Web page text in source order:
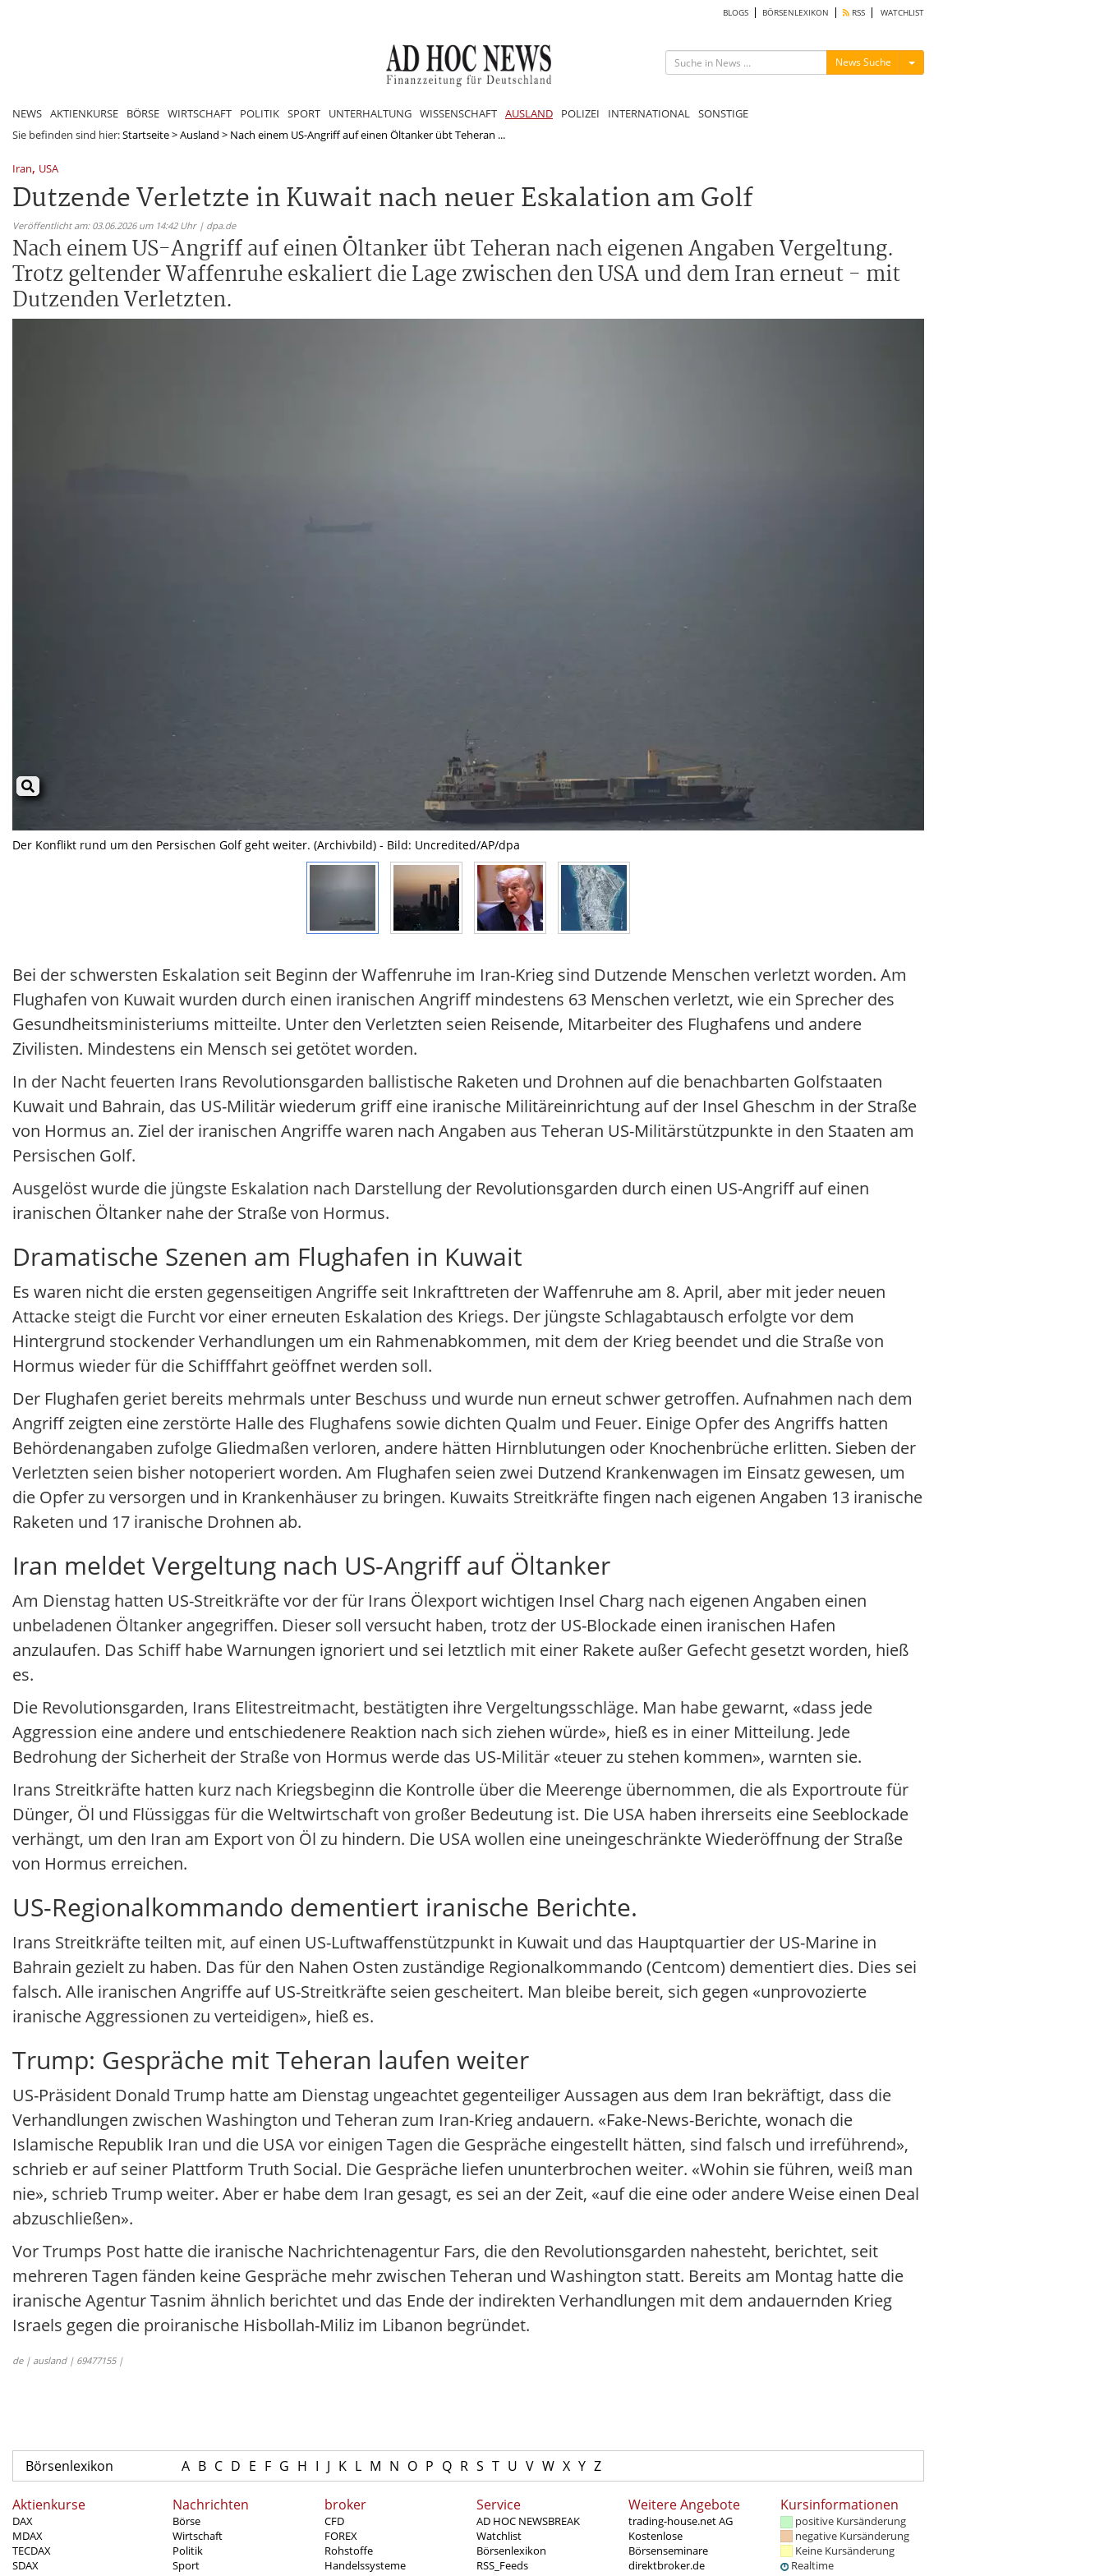
BLOGS BÖRSENLEXIKON RSS WATCHLIST
News Suche Menü ein-/ausblenden
NEWS AKTIENKURSE BÖRSE WIRTSCHAFT POLITIK SPORT UNTERHALTUNG WISSENSCHAFT AUSLAND POLIZEI INTERNATIONAL SONSTIGE
Sie befinden sind hier:Startseite>Ausland > Nach einem US-Angriff auf einen Öltanker übt Teheran ...
Iran, USA
Dutzende Verletzte in Kuwait nach neuer Eskalation am Golf
Veröffentlicht am: 03.06.2026 um 14:42 Uhr | dpa.de
Nach einem US-Angriff auf einen Öltanker übt Teheran nach eigenen Angaben Vergeltung.
Trotz geltender Waffenruhe eskaliert die Lage zwischen den USA und dem Iran erneut - mit
Dutzenden Verletzten.
Der Konflikt rund um den Persischen Golf geht weiter. (Archivbild) - Bild: Uncredited/AP/dpa
Bei der schwersten Eskalation seit Beginn der Waffenruhe im Iran-Krieg sind Dutzende Menschen verletzt worden. Am
Flughafen von Kuwait wurden durch einen iranischen Angriff mindestens 63 Menschen verletzt, wie ein Sprecher des
Gesundheitsministeriums mitteilte. Unter den Verletzten seien Reisende, Mitarbeiter des Flughafens und andere
Zivilisten. Mindestens ein Mensch sei getötet worden.
In der Nacht feuerten Irans Revolutionsgarden ballistische Raketen und Drohnen auf die benachbarten Golfstaaten
Kuwait und Bahrain, das US-Militär wiederum griff eine iranische Militäreinrichtung auf der Insel Gheschm in der Straße
von Hormus an. Ziel der iranischen Angriffe waren nach Angaben aus Teheran US-Militärstützpunkte in den Staaten am
Persischen Golf.
Ausgelöst wurde die jüngste Eskalation nach Darstellung der Revolutionsgarden durch einen US-Angriff auf einen
iranischen Öltanker nahe der Straße von Hormus.
Dramatische Szenen am Flughafen in Kuwait
Es waren nicht die ersten gegenseitigen Angriffe seit Inkrafttreten der Waffenruhe am 8. April, aber mit jeder neuen
Attacke steigt die Furcht vor einer erneuten Eskalation des Kriegs. Der jüngste Schlagabtausch erfolgte vor dem
Hintergrund stockender Verhandlungen um ein Rahmenabkommen, mit dem der Krieg beendet und die Straße von
Hormus wieder für die Schifffahrt geöffnet werden soll.
Der Flughafen geriet bereits mehrmals unter Beschuss und wurde nun erneut schwer getroffen. Aufnahmen nach dem
Angriff zeigten eine zerstörte Halle des Flughafens sowie dichten Qualm und Feuer. Einige Opfer des Angriffs hatten
Behördenangaben zufolge Gliedmaßen verloren, andere hätten Hirnblutungen oder Knochenbrüche erlitten. Sieben der
Verletzten seien bisher notoperiert worden. Am Flughafen seien zwei Dutzend Krankenwagen im Einsatz gewesen, um
die Opfer zu versorgen und in Krankenhäuser zu bringen. Kuwaits Streitkräfte fingen nach eigenen Angaben 13 iranische
Raketen und 17 iranische Drohnen ab.
Iran meldet Vergeltung nach US-Angriff auf Öltanker
Am Dienstag hatten US-Streitkräfte vor der für Irans Ölexport wichtigen Insel Charg nach eigenen Angaben einen
unbeladenen Öltanker angegriffen. Dieser soll versucht haben, trotz der US-Blockade einen iranischen Hafen
anzulaufen. Das Schiff habe Warnungen ignoriert und sei letztlich mit einer Rakete außer Gefecht gesetzt worden, hieß
es.
Die Revolutionsgarden, Irans Elitestreitmacht, bestätigten ihre Vergeltungsschläge. Man habe gewarnt, «dass jede
Aggression eine andere und entschiedenere Reaktion nach sich ziehen würde», hieß es in einer Mitteilung. Jede
Bedrohung der Sicherheit der Straße von Hormus werde das US-Militär «teuer zu stehen kommen», warnten sie.
Irans Streitkräfte hatten kurz nach Kriegsbeginn die Kontrolle über die Meerenge übernommen, die als Exportroute für
Dünger, Öl und Flüssiggas für die Weltwirtschaft von großer Bedeutung ist. Die USA haben ihrerseits eine Seeblockade
verhängt, um den Iran am Export von Öl zu hindern. Die USA wollen eine uneingeschränkte Wiederöffnung der Straße
von Hormus erreichen.
US-Regionalkommando dementiert iranische Berichte.
Irans Streitkräfte teilten mit, auf einen US-Luftwaffenstützpunkt in Kuwait und das Hauptquartier der US-Marine in
Bahrain gezielt zu haben. Das für den Nahen Osten zuständige Regionalkommando (Centcom) dementiert dies. Dies sei
falsch. Alle iranischen Angriffe auf US-Streitkräfte seien gescheitert. Man bleibe bereit, sich gegen «unprovozierte
iranische Aggressionen zu verteidigen», hieß es.
Trump: Gespräche mit Teheran laufen weiter
US-Präsident Donald Trump hatte am Dienstag ungeachtet gegenteiliger Aussagen aus dem Iran bekräftigt, dass die
Verhandlungen zwischen Washington und Teheran zum Iran-Krieg andauern. «Fake-News-Berichte, wonach die
Islamische Republik Iran und die USA vor einigen Tagen die Gespräche eingestellt hätten, sind falsch und irreführend»,
schrieb er auf seiner Plattform Truth Social. Die Gespräche liefen ununterbrochen weiter. «Wohin sie führen, weiß man
nie», schrieb Trump weiter. Aber er habe dem Iran gesagt, es sei an der Zeit, «auf die eine oder andere Weise einen Deal
abzuschließen».
Vor Trumps Post hatte die iranische Nachrichtenagentur Fars, die den Revolutionsgarden nahesteht, berichtet, seit
mehreren Tagen fänden keine Gespräche mehr zwischen Teheran und Washington statt. Bereits am Montag hatte die
iranische Agentur Tasnim ähnlich berichtet und das Ende der indirekten Verhandlungen mit dem andauernden Krieg
Israels gegen die proiranische Hisbollah-Miliz im Libanon begründet.
de | ausland | 69477155 |
Börsenlexikon A B C D E F G H I J K L M N O P Q R S T U V W X Y Z
Aktienkurse
DAX
MDAX
TECDAX
SDAX
Nachrichten
Börse
Wirtschaft
Politik
Sport
broker
CFD
FOREX
Rohstoffe
Handelssysteme
Service
AD HOC NEWSBREAK
Watchlist
Börsenlexikon
RSS_Feeds
Weitere Angebote
trading-house.net AG
Kostenlose
Börsenseminare
direktbroker.de
Kursinformationen
positive Kursänderung
negative Kursänderung
Keine Kursänderung
Realtime